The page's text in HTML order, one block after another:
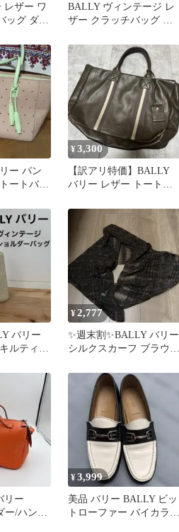
レザー ワ
ッグ ダー
BALLY ヴィンテージ レ
ザー クラッチバッグ セ
本革
ー パン
ートバッ
¥3,300
【訳アリ特価】BALLY
バリー レザー トートバ
バリー
ルティン
¥2,777
✨週末割✨BALLY バリー
シルクスカーフ ブラウン
リー
ー/ハンド
¥3,999
美品 バリー BALLY ビッ
トローファー バイカラー